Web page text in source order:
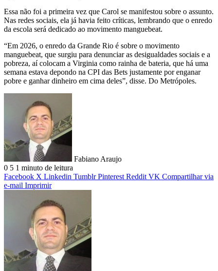
Essa não foi a primeira vez que Carol se manifestou sobre o assunto.
Nas redes sociais, ela já havia feito críticas, lembrando que o enredo
da escola será dedicado ao movimento manguebeat.
“Em 2026, o enredo da Grande Rio é sobre o movimento
manguebeat, que surgiu para denunciar as desigualdades sociais e a
pobreza, aí colocam a Virginia como rainha de bateria, que há uma
semana estava depondo na CPI das Bets justamente por enganar
pobre e ganhar dinheiro em cima deles”, disse. Do Metrópoles.
Fabiano Araujo
0 5 1 minuto de leitura
Facebook X Linkedin Tumblr Pinterest Reddit VK Compartilhar via
e-mail Imprimir